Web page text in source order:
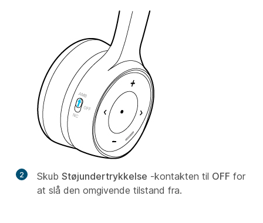
2 Skub Støjundertrykkelse -kontakten til OFF for
at slå den omgivende tilstand fra.